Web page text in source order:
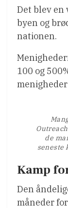
Det blev en
byen og
nationen.
100 og
de
seneste
Kamp
Den
måneder